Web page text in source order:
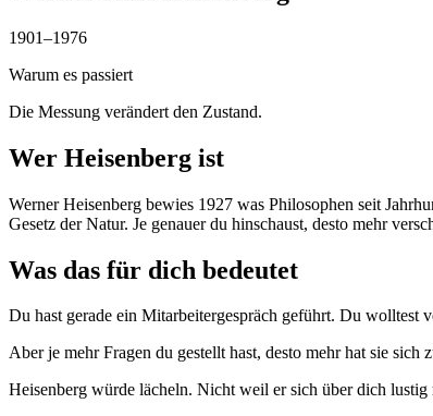
1901–1976
Warum es passiert
Die Messung verändert den Zustand.
Wer Heisenberg ist
Werner Heisenberg bewies 1927 was Philosophen seit
Gesetz der Natur. Je genauer du hinschaust, desto mehr
Was das für dich bedeutet
Du hast gerade ein Mitarbeitergespräch geführt. Du wolltest
Aber je mehr Fragen du gestellt hast, desto mehr hat sie
Heisenberg würde lächeln. Nicht weil er sich über dich